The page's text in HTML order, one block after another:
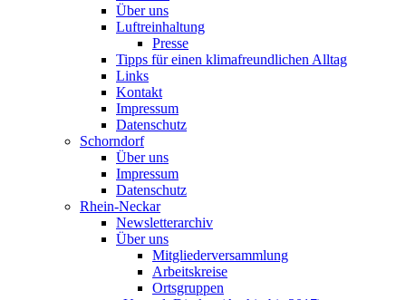
Über uns
Luftreinhaltung
Presse
Tipps für einen klimafreundlichen Alltag
Links
Kontakt
Impressum
Datenschutz
Schorndorf
Über uns
Impressum
Datenschutz
Rhein-Neckar
Newsletterarchiv
Über uns
Mitgliederversammlung
Arbeitskreise
Ortsgruppen